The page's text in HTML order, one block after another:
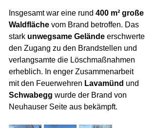
Insgesamt war eine rund 400 m² große
Waldfläche vom Brand betroffen. Das
stark unwegsame Gelände erschwerte
den Zugang zu den Brandstellen und
verlangsamte die Löschmaßnahmen
erheblich. In enger Zusammenarbeit
mit den Feuerwehren Lavamünd und
Schwabegg wurde der Brand von
Neuhauser Seite aus bekämpft.